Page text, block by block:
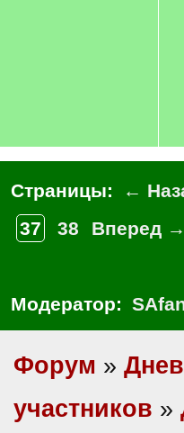
Страницы: ←
37
38 Вперед →
Модератор:
Форум »
участников »